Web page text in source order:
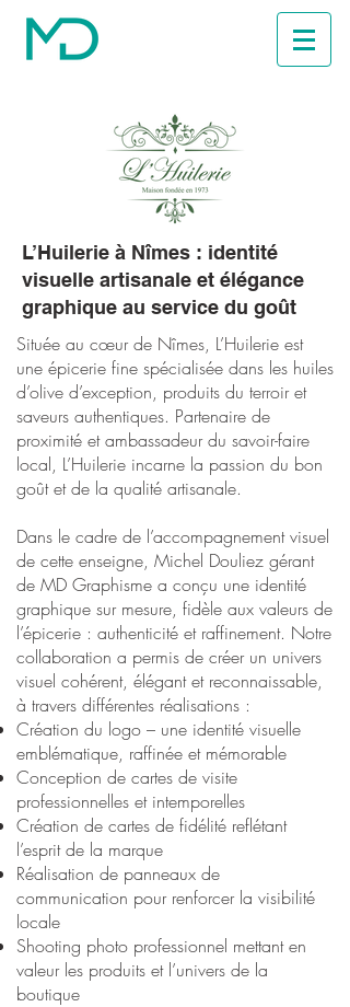
L’Huilerie à Nîmes : identité
visuelle artisanale et élégance
graphique au service du goût
Située au cœur de Nîmes, L’Huilerie est
une épicerie fine spécialisée dans les huiles
d’olive d’exception, produits du terroir et
saveurs authentiques. Partenaire de
proximité et ambassadeur du savoir-faire
local, L’Huilerie incarne la passion du bon
goût et de la qualité artisanale.
Dans le cadre de l’accompagnement visuel
de cette enseigne, Michel Douliez gérant
de MD Graphisme a conçu une identité
graphique sur mesure, fidèle aux valeurs de
l’épicerie : authenticité et raffinement. Notre
collaboration a permis de créer un univers
visuel cohérent, élégant et reconnaissable,
à travers différentes réalisations :
Création du logo – une identité visuelle
emblématique, raffinée et mémorable
Conception de cartes de visite
professionnelles et intemporelles
Création de cartes de fidélité reflétant
l’esprit de la marque
Réalisation de panneaux de
communication pour renforcer la visibilité
locale
Shooting photo professionnel mettant en
valeur les produits et l’univers de la
boutique